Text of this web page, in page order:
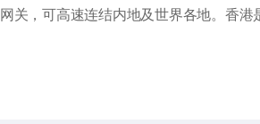
关，可高速连结内地及世界各地。香港